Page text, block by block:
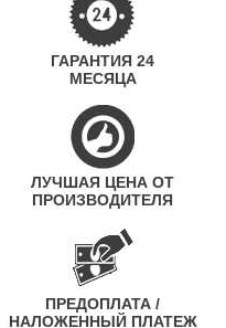
ГАРАНТИЯ 24
МЕСЯЦА
ЛУЧШАЯ ЦЕНА ОТ
ПРОИЗВОДИТЕЛЯ
ПРЕДОПЛАТА /
НАЛОЖЕННЫЙ ПЛАТЕЖ